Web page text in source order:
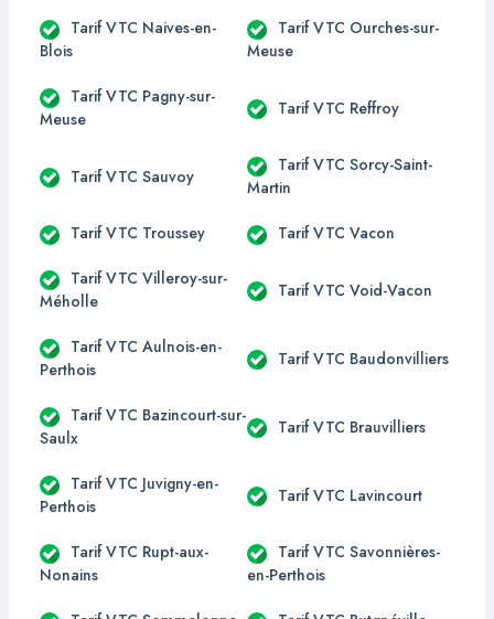
Tarif VTC Naives-en-
Blois
Tarif VTC Ourches-sur-
Meuse
Tarif VTC Pagny-sur-
Meuse
Tarif VTC Reffroy
Tarif VTC Sauvoy
Tarif VTC Sorcy-Saint-
Martin
Tarif VTC Troussey Tarif VTC Vacon
Tarif VTC Villeroy-sur-
Méholle
Tarif VTC Void-Vacon
Tarif VTC Aulnois-en-
Perthois
Tarif VTC Baudonvilliers
Tarif VTC Bazincourt-sur-
Saulx
Tarif VTC Brauvilliers
Tarif VTC Juvigny-en-
Perthois
Tarif VTC Lavincourt
Tarif VTC Rupt-aux-
Nonains
Tarif VTC Savonnières-
en-Perthois